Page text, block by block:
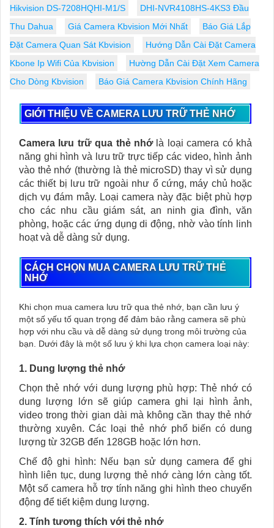
Hikvision DS-7208HQHI-M1/S
DHI-NVR4108HS-4KS3 Đầu
Thu Dahua
Giá Camera Kbvision Mới Nhất
Báo Giá Lắp
Đặt Camera Quan Sát Kbvision
Hướng Dẫn Cài Đặt Camera
Kbone Ip Wifi Của Kbvision
Hường Dẫn Cài Đặt Xem Camera
Cho Dòng Kbvision
Báo Giá Camera Kbvision Chính Hãng
GIỚI THIỆU VỀ CAMERA LƯU TRỮ THẺ NHỚ
Camera lưu trữ qua thẻ nhớlà loại camera có khả
năng ghi hình và lưu trữ trực tiếp các video, hình ảnh
vào thẻ nhớ (thường là thẻ microSD) thay vì sử dụng
các thiết bị lưu trữ ngoài như ổ cứng, máy chủ hoặc
dịch vụ đám mây. Loại camera này đặc biệt phù hợp
cho các nhu cầu giám sát, an ninh gia đình, văn
phòng, hoặc các ứng dụng di động, nhờ vào tính linh
hoạt và dễ dàng sử dụng.
CÁCH CHỌN MUA CAMERA LƯU TRỮ THẺ
NHỚ
Khi chọn mua camera lưu trữ qua thẻ nhớ, bạn cần lưu ý
một số yếu tố quan trọng để đảm bảo rằng camera sẽ phù
hợp với nhu cầu và dễ dàng sử dụng trong môi trường của
bạn. Dưới đây là một số lưu ý khi lựa chọn camera loại này:
1. Dung lượng thẻ nhớ
Chọn thẻ nhớ với dung lượng phù hợp: Thẻ nhớ có
dung lượng lớn sẽ giúp camera ghi lại hình ảnh,
video trong thời gian dài mà không cần thay thẻ nhớ
thường xuyên. Các loại thẻ nhớ phổ biến có dung
lượng từ 32GB đến 128GB hoặc lớn hơn.
Chế độ ghi hình: Nếu bạn sử dụng camera để ghi
hình liên tục, dung lượng thẻ nhớ càng lớn càng tốt.
Một số camera hỗ trợ tính năng ghi hình theo chuyển
động để tiết kiệm dung lượng.
2. Tính tương thích với thẻ nhớ